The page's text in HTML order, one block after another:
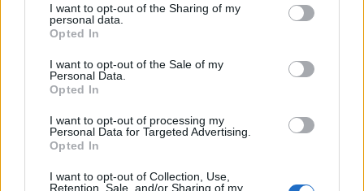
not limited to your visit or usage behaviour. You may click to
grant or deny consent to Google and its third-party tags to
use your data for below specified purposes in below Google
consent section.
I want to opt-out of the Sharing of my
personal data.
Opted In
I want to opt-out of the Sale of my
Personal Data.
Opted In
I want to opt-out of processing my
Personal Data for Targeted Advertising.
Opted In
I want to opt-out of Collection, Use,
Retention, Sale, and/or Sharing of my
εργάζεται ως νοσοκόμα, έγινε η πρώτη μαύρη
γυναίκα που πρωταγωνίστησε σε έναν μη
στερεότυπο ρόλο σε μια σειρά στην τηλεόραση.
Νίκολς προσφέρθηκε εθελοντικά να συνεργαστεί
με τη διαστημική υπηρεσία ΝΑSA σε ένα ειδικό
πρόγραμμα για την πρόσληψη μειονοτικού και